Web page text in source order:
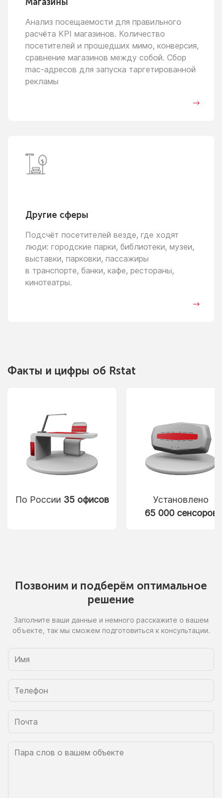
Анализ посещаемости для правильного
расчёта KPI магазинов. Количество
посетителей и прошедших мимо, конверсия,
сравнение магазинов между собой. Сбор
mac-адресов для запуска таргетированной
рекламы
Другие сферы
Подсчёт посетителей везде, где ходят
люди: городские парки, библиотеки, музеи,
выставки, парковки, пассажиры
в транспорте, банки, кафе, рестораны,
кинотеатры.
Факты и цифры об Rstat
По России 35 офисов
Установлено
65 000 сенсоров
Позвоним и подберём оптимальное
решение
Заполните ваши данные и немного расскажите о вашем
объекте, так мы сможем подготовиться к консультации.